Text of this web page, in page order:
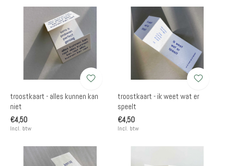
troostkaart - alles kunnen kan
niet
€4,50
Incl. btw
troostkaart - ik weet wat er
speelt
€4,50
Incl. btw